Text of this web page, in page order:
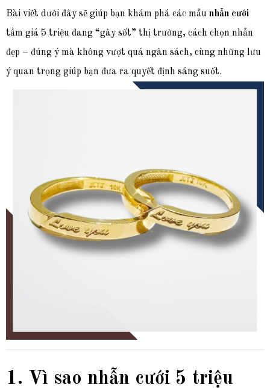
Bài viết dưới đây sẽ giúp bạn khám phá các mẫu nhẫn cưới
tầm giá 5 triệu đang “gây sốt” thị trường, cách chọn nhẫn
đẹp – đúng ý mà không vượt quá ngân sách, cùng những lưu
ý quan trọng giúp bạn đưa ra quyết định sáng suốt.
1. Vì sao nhẫn cưới 5 triệu